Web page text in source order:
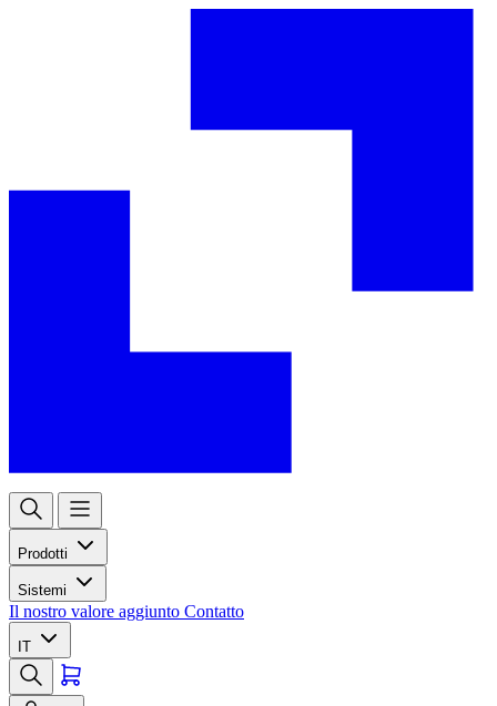
Prodotti
Sistemi
Il nostro valore aggiunto Contatto
IT